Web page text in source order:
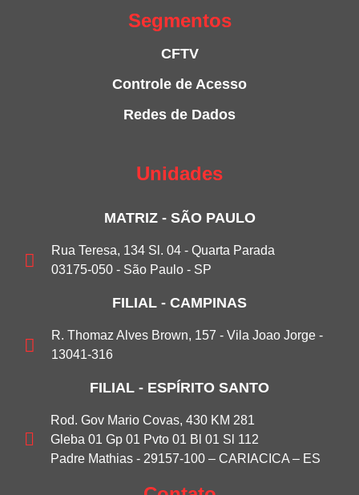
Segmentos
CFTV
Controle de Acesso
Redes de Dados
Unidades
MATRIZ - SÃO PAULO
Rua Teresa, 134 Sl. 04 - Quarta Parada
03175-050 - São Paulo - SP
FILIAL - CAMPINAS
R. Thomaz Alves Brown, 157 - Vila Joao Jorge -
13041-316
FILIAL - ESPÍRITO SANTO
Rod. Gov Mario Covas, 430 KM 281
Gleba 01 Gp 01 Pvto 01 Bl 01 Sl 112
Padre Mathias - 29157-100 – CARIACICA – ES